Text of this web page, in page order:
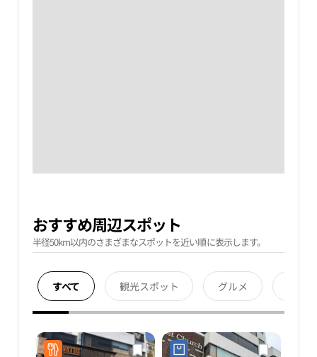
おすすめ周辺スポット
半径50km以内のさまざまなスポットを近い順に表示します。
すべて 観光スポット グルメ